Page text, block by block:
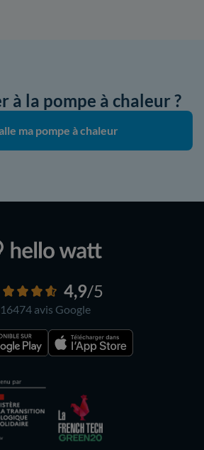
à la pompe à chaleur ?
ma pompe à chaleur
4,9/5
16474 avis Google